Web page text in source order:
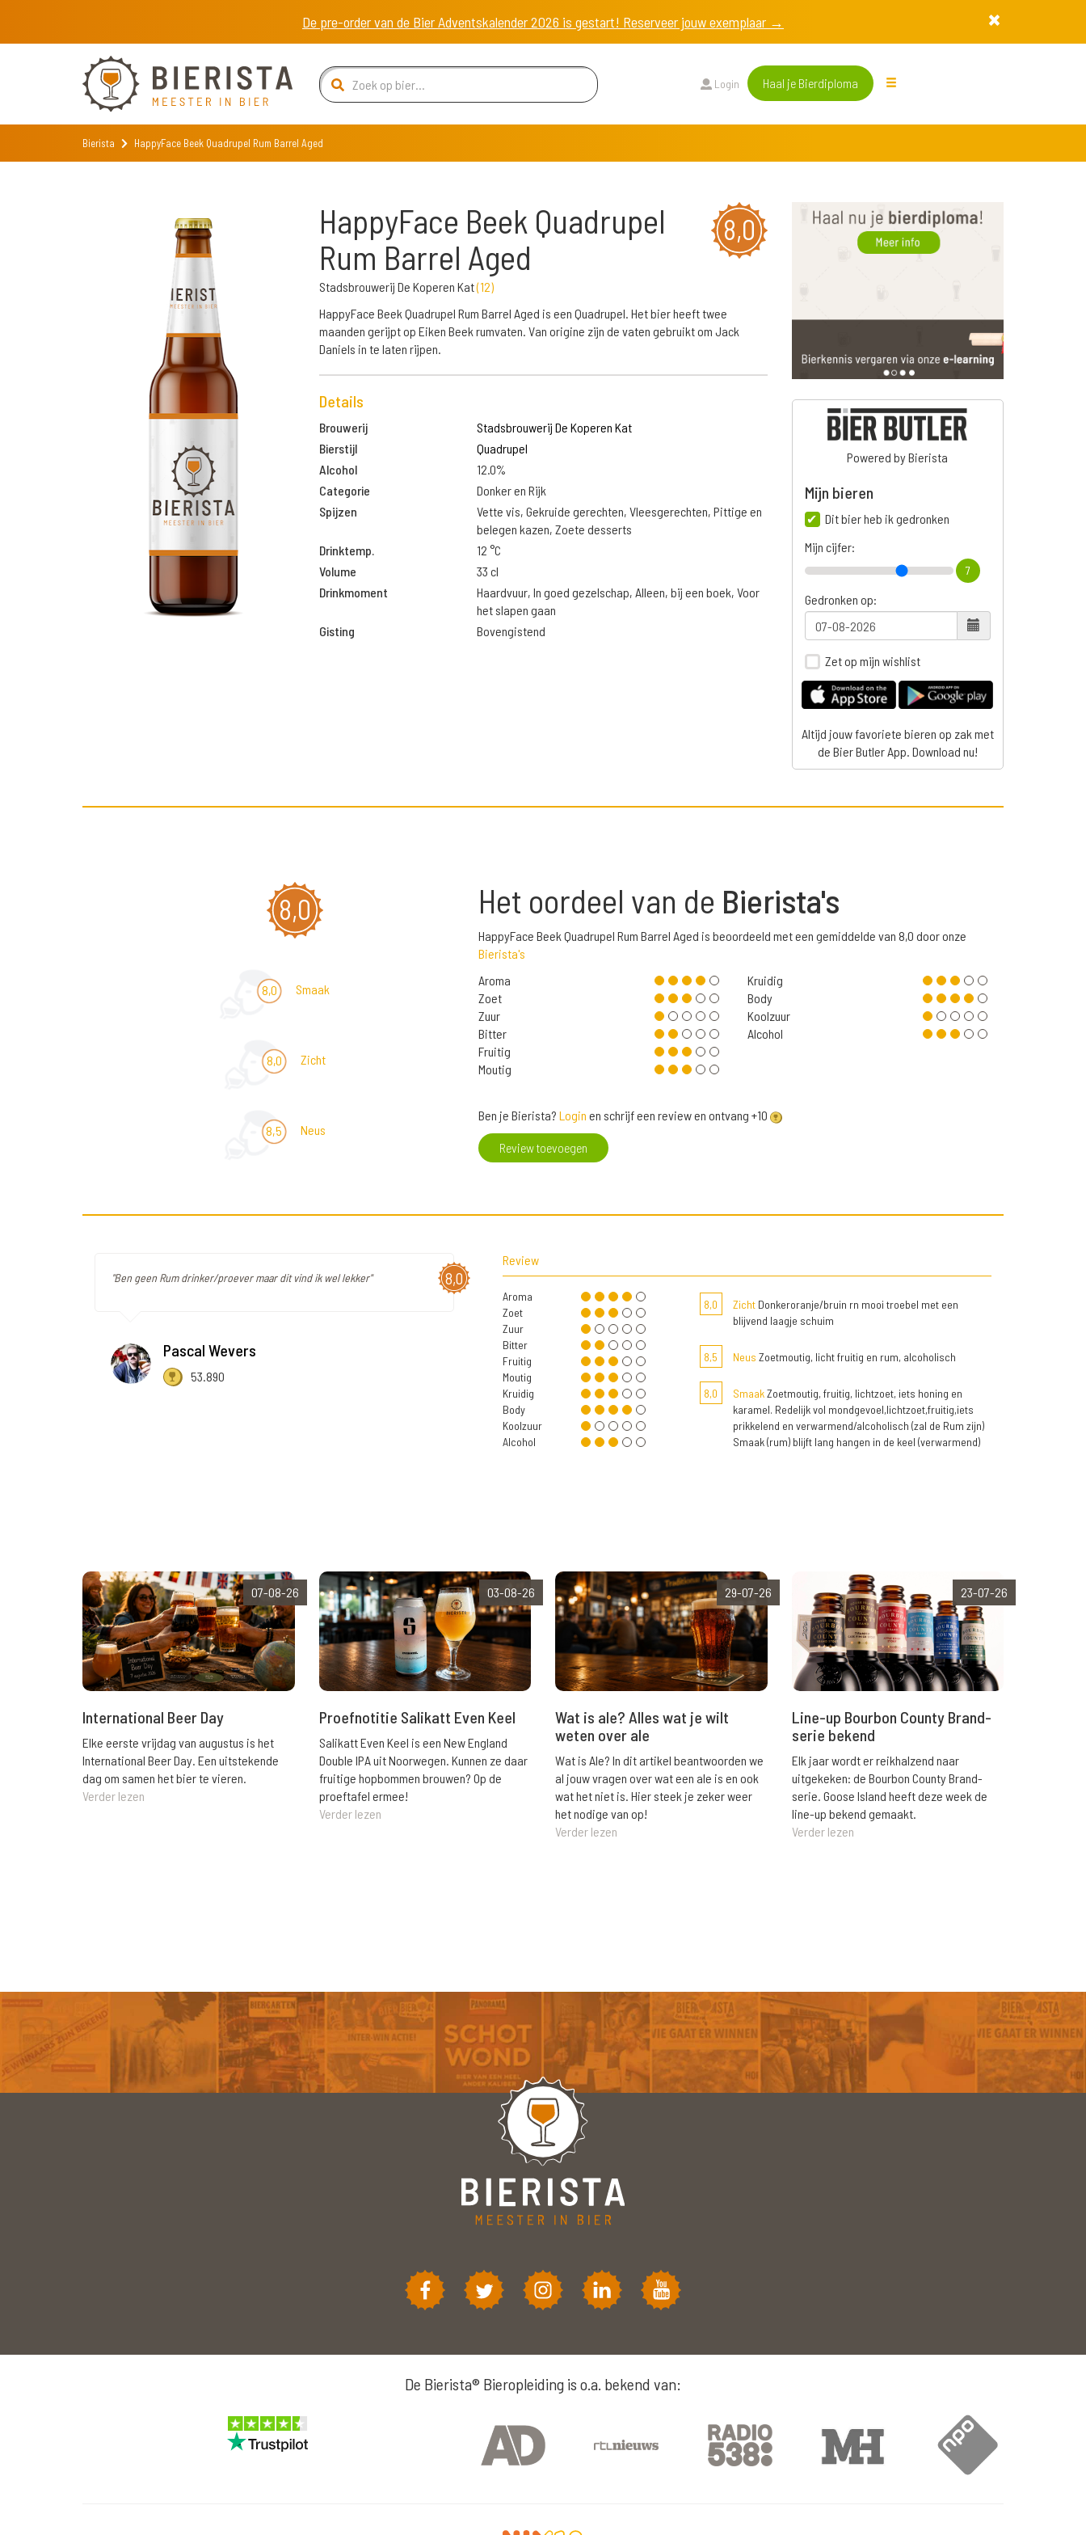
De pre-order van de Bier Adventskalender 2026 is gestart! Reserveer jouw exemplaar →
Login Haal je Bierdiploma
Bierista HappyFace Beek Quadrupel Rum Barrel Aged
8,0
HappyFace Beek Quadrupel
Rum Barrel Aged
Stadsbrouwerij De Koperen Kat(12)
HappyFace Beek Quadrupel Rum Barrel Aged is een Quadrupel. Het bier heeft twee
maanden gerijpt op Eiken Beek rumvaten. Van origine zijn de vaten gebruikt om Jack
Daniels in te laten rijpen.
Details
Brouwerij
Stadsbrouwerij De Koperen Kat
Bierstijl
Quadrupel
Alcohol
12.0%
Categorie
Donker en Rijk
Spijzen
Vette vis, Gekruide gerechten, Vleesgerechten, Pittige en
belegen kazen, Zoete desserts
Drinktemp.
12 °C
Volume
33 cl
Drinkmoment
Haardvuur, In goed gezelschap, Alleen, bij een boek, Voor
het slapen gaan
Gisting
Bovengistend
Powered by Bierista
Mijn bieren
Dit bier heb ik gedronken
Mijn cijfer:
7
Gedronken op:
Zet op mijn wishlist
Altijd jouw favoriete bieren op zak met
de Bier Butler App. Download nu!
8,0
8,0 Smaak
8,0 Zicht
8,5 Neus
Het oordeel van de Bierista's
HappyFace Beek Quadrupel Rum Barrel Aged is beoordeeld met een gemiddelde van 8,0 door onze
Bierista's
Aroma
Zoet
Zuur
Bitter
Fruitig
Moutig
Kruidig
Body
Koolzuur
Alcohol
Ben je Bierista? Login en schrijf een review en ontvang +10
Review toevoegen
8,0
"Ben geen Rum drinker/proever maar dit vind ik wel lekker"
Pascal Wevers
53.890
Review
Aroma
Zoet
Zuur
Bitter
Fruitig
Moutig
Kruidig
Body
Koolzuur
Alcohol
8,0 ZichtDonkeroranje/bruin rn mooi troebel met een
blijvend laagje schuim
8,5 Neus Zoetmoutig, licht fruitig en rum, alcoholisch
8,0 SmaakZoetmoutig, fruitig, lichtzoet, iets honing en
karamel. Redelijk vol mondgevoel,lichtzoet,fruitig,iets
prikkelend en verwarmend/alcoholisch (zal de Rum zijn)
Smaak (rum) blijft lang hangen in de keel (verwarmend)
07-08-26
International Beer Day
Elke eerste vrijdag van augustus is het
International Beer Day. Een uitstekende
dag om samen het bier te vieren.
Verder lezen
03-08-26
Proefnotitie Salikatt Even Keel
Salikatt Even Keel is een New England
Double IPA uit Noorwegen. Kunnen ze daar
fruitige hopbommen brouwen? Op de
proeftafel ermee!
Verder lezen
29-07-26
Wat is ale? Alles wat je wilt
weten over ale
Wat is Ale? In dit artikel beantwoorden we
al jouw vragen over wat een ale is en ook
wat het niet is. Hier steek je zeker weer
het nodige van op!
Verder lezen
23-07-26
Line-up Bourbon County Brand-
serie bekend
Elk jaar wordt er reikhalzend naar
uitgekeken: de Bourbon County Brand-
serie. Goose Island heeft deze week de
line-up bekend gemaakt.
Verder lezen
De Bierista® Bieropleiding is o.a. bekend van: